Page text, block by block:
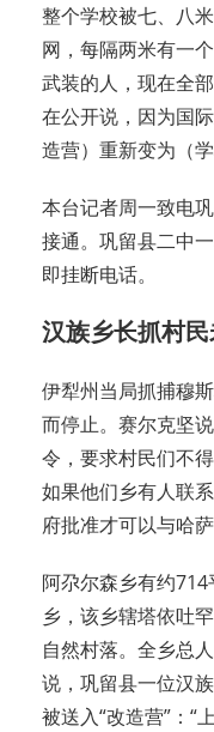
整个学校被七、八
网，每隔两米有一
武装的人，现在全
在公开说，因为国
造营）重新变为（
本台记者周一致电
接通。巩留县二中
即挂断电话。
汉族乡长抓村
伊犁州当局抓捕穆
而停止。赛尔克坚
令，要求村民们不
如果他们乡有人联
府批准才可以与哈
阿尕尔森乡有约
乡，该乡辖塔依吐
自然村落。全乡总
说，巩留县一位汉
被送入“改造营”：“